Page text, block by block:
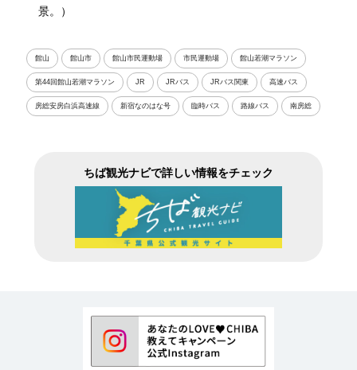
景。）
館山 館山市 館山市民運動場 市民運動場 館山若潮マラソン
第44回館山若潮マラソン JR JRバス JRバス関東 高速バス
房総安房白浜高速線 新宿なのはな号 臨時バス 路線バス 南房総
ちば観光ナビで詳しい情報をチェック